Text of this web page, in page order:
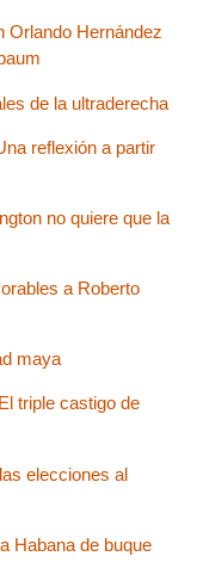
Orlando Hernández
de la ultraderecha
reflexión a partir
no quiere que la
a Roberto
maya
triple castigo de
elecciones al
Habana de buque